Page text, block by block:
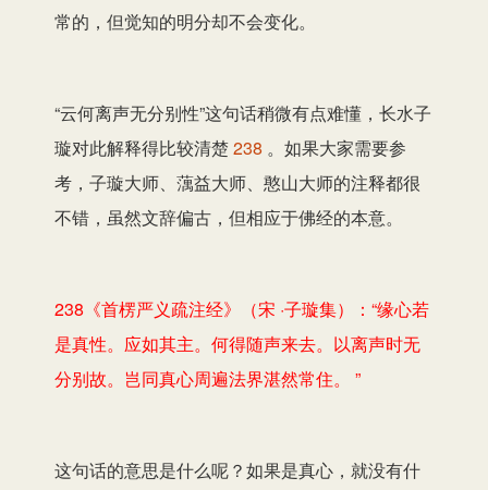
常的，但觉知的明分却不会变化。
“云何离声无分别性”这句话稍微有点难懂，长水子
璇对此解释得比较清楚238 。如果大家需要参
考，子璇大师、蕅益大师、憨山大师的注释都很
不错，虽然文辞偏古，但相应于佛经的本意。
238《首楞严义疏注经》（宋 ·子璇集）：“缘心若
是真性。应如其主。何得随声来去。以离声时无
分别故。岂同真心周遍法界湛然常住。 ”
这句话的意思是什么呢？如果是真心，就没有什